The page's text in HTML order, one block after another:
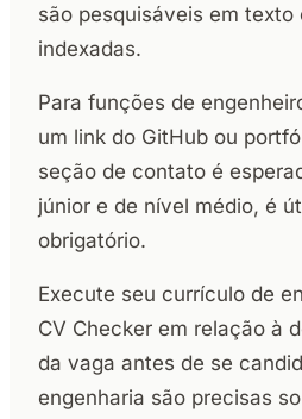
são pesquisáveis em texto
indexadas.
Para funções de
um link do GitHub ou
seção de contato é
júnior e de nível médio, é
obrigatório.
Execute seu currículo de
CV Checker em relação à
da vaga antes de se
engenharia são precisas